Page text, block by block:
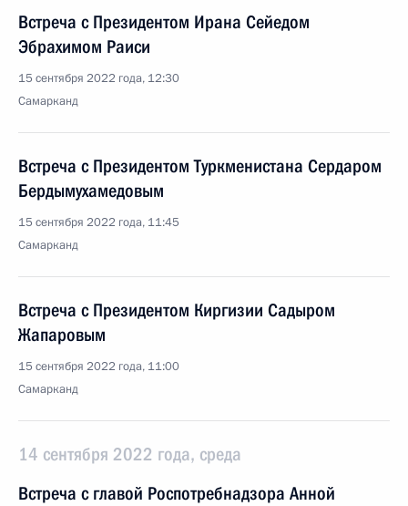
Встреча с Президентом Ирана Сейедом
Эбрахимом Раиси
15 сентября 2022 года, 12:30
Самарканд
Встреча с Президентом Туркменистана Сердаром
Бердымухамедовым
15 сентября 2022 года, 11:45
Самарканд
Встреча с Президентом Киргизии Садыром
Жапаровым
15 сентября 2022 года, 11:00
Самарканд
14 сентября 2022 года, среда
Встреча с главой Роспотребнадзора Анной